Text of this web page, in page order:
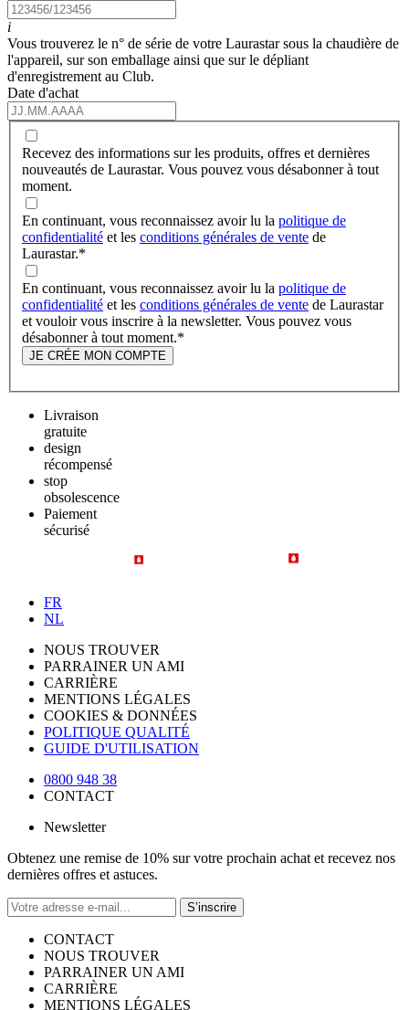
i
Vous trouverez le n° de série de votre Laurastar sous la chaudière de
l'appareil, sur son emballage ainsi que sur le dépliant
d'enregistrement au Club.
Date d'achat
Recevez des informations sur les produits, offres et dernières
nouveautés de Laurastar. Vous pouvez vous désabonner à tout
moment.
En continuant, vous reconnaissez avoir lu la politique de
confidentialité et les conditions générales de vente de
Laurastar.*
En continuant, vous reconnaissez avoir lu la politique de
confidentialité et les conditions générales de vente de Laurastar
et vouloir vous inscrire à la newsletter. Vous pouvez vous
désabonner à tout moment.*
JE CRÉE MON COMPTE
Livraison
gratuite
design
récompensé
stop
obsolescence
Paiement
sécurisé
FR
NL
NOUS TROUVER
PARRAINER UN AMI
CARRIÈRE
MENTIONS LÉGALES
COOKIES & DONNÉES
POLITIQUE QUALITÉ
GUIDE D'UTILISATION
0800 948 38
CONTACT
Newsletter
Obtenez une remise de 10% sur votre prochain achat et recevez nos
dernières offres et astuces.
S’inscrire
CONTACT
NOUS TROUVER
PARRAINER UN AMI
CARRIÈRE
MENTIONS LÉGALES